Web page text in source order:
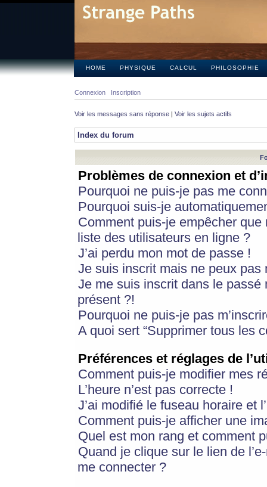
HOME PHYSIQUE CALCUL PHILOSOPHIE
Connexion Inscription
Voir les messages sans réponse | Voir les sujets actifs
Index du forum
Problèmes de connexion et
Pourquoi ne puis-je pas me
Pourquoi suis-je
Comment puis-je empêcher
liste des utilisateurs en ligne ?
J’ai perdu mon mot de passe !
Je suis inscrit mais ne peux pas
Je me suis inscrit dans le
présent ?!
Pourquoi ne puis-je pas
A quoi sert “Supprimer tous les
Préférences et réglages de
Comment puis-je modifier mes
L’heure n’est pas correcte !
J’ai modifié le fuseau horaire et
Comment puis-je afficher une
Quel est mon rang et comment
Quand je clique sur le lien de
me connecter ?